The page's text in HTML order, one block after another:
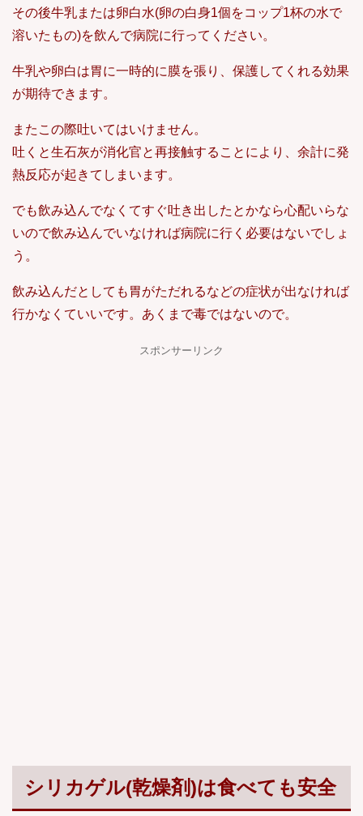
その後牛乳または卵白水(卵の白身1個をコップ1杯の水で
溶いたもの)を飲んで病院に行ってください。
牛乳や卵白は胃に一時的に膜を張り、保護してくれる効果
が期待できます。
またこの際吐いてはいけません。
吐くと生石灰が消化官と再接触することにより、余計に発
熱反応が起きてしまいます。
でも飲み込んでなくてすぐ吐き出したとかなら心配いらな
いので飲み込んでいなければ病院に行く必要はないでしょ
う。
飲み込んだとしても胃がただれるなどの症状が出なければ
行かなくていいです。あくまで毒ではないので。
スポンサーリンク
シリカゲル(乾燥剤)は食べても安全